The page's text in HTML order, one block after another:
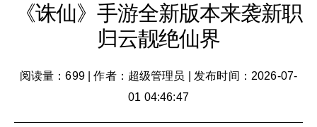
《诛仙》手游全新版本来袭新职
归云靓绝仙界
阅读量：699|作者：超级管理员
发布时间：2026-07-
01 04:46:47